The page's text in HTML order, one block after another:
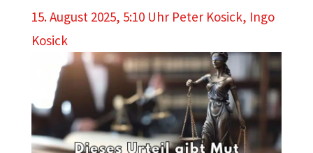
15. August 2025, 5:10 Uhr Peter Kosick, Ingo
Kosick